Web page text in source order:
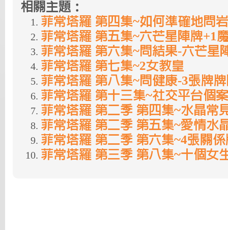
相關主題：
菲常塔羅 第四集~如何準確地問
菲常塔羅 第五集~六芒星陣牌+1
菲常塔羅 第六集~問結果-六芒星
菲常塔羅 第七集~2女教皇
菲常塔羅 第八集~問健康-3張牌
菲常塔羅 第十三集~社交平台個
菲常塔羅 第二季 第四集~水晶常
菲常塔羅 第二季 第五集~愛情水
菲常塔羅 第二季 第六集~4張關
菲常塔羅 第三季 第八集~十個女